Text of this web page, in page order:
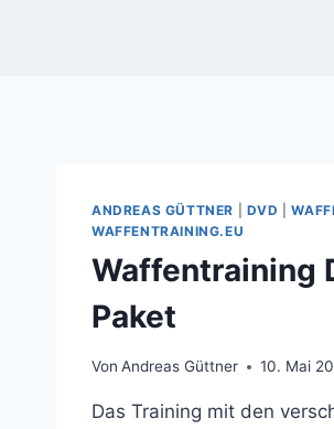
ANDREAS GÜTTNER DVD |
WAFFENTRAINING.EU
Waffentraining
Paket
Von Andreas Güttner 10. Mai
Das Training mit den